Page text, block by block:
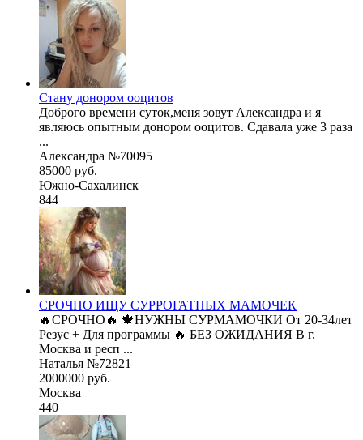
Стану донором ооцитов
Доброго времени суток,меня зовут Александра и я
являюсь опытным донором ооцитов. Сдавала уже 3 раза
...
Александра №70095
85000 руб.
Южно-Сахалинск
844
СРОЧНО ИЩУ СУРРОГАТНЫХ МАМОЧЕК
🔥СРОЧНО🔥 🍁НУЖНЫ СУРМАМОЧКИ От 20-34лет
Резус + Для программы 🔥 БЕЗ ОЖИДАНИЯ В г.
Москва и респ ...
Наталья №72821
2000000 руб.
Москва
440